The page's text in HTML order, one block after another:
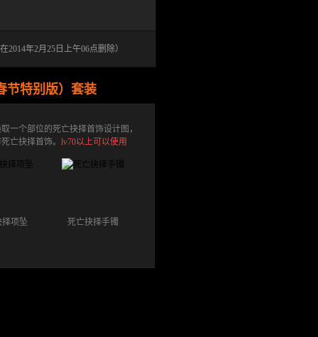
年2月25日上午06点删除）
节特别版）套装
一个部位的死亡抉择首饰设计图，
亡抉择首饰。 lv70以上可以使用
项坠 死亡抉择手镯